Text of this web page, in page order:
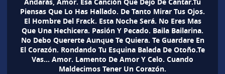
Piensas Que Lo Has Hallado. De Tanto Mirar Tus Ojos.
El Hombre Del Frack. Esta Noche Será. No Eres Mas
Que Una Hechicera. Pasión Y Pecado. Baila Bailarina.
No Debo Quererte Aunque Te Quiera. Te Guardare En
El Corazón. Rondando Tu Esquina Balada De Otoño.Te
Vas… Amor. Lamento De Amor Y Celo. Cuando
Maldecimos Tener Un Corazón.